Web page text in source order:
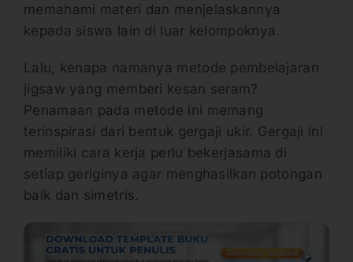
memahami materi dan menjelaskannya
kepada siswa lain di luar kelompoknya.
Lalu, kenapa namanya metode pembelajaran
jigsaw yang memberi kesan seram?
Penamaan pada metode ini memang
terinspirasi dari bentuk gergaji ukir. Gergaji ini
memiliki cara kerja perlu bekerjasama di
setiap geriginya agar menghasilkan potongan
baik dan simetris.